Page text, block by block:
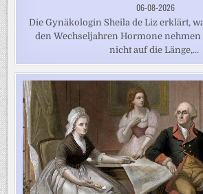
06-08-2026
Die Gynäkologin Sheila de Liz erklärt,
den Wechseljahren Hormone nehmen
nicht auf die Länge,...